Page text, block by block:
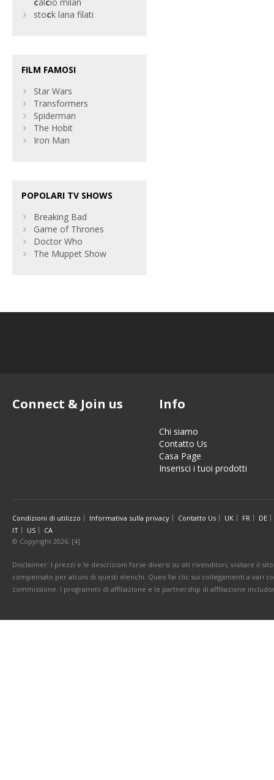
stock lana filati
FILM FAMOSI
Star Wars
Transformers
Spiderman
The Hobit
Iron Man
POPOLARI TV SHOWS
Breaking Bad
Game of Thrones
Doctor Who
The Muppet Show
Connect & Join us Info
Chi siamo
Contatto Us
Casa Page
Inserisci i tuoi prodotti
Condizioni di utilizzo Informativa sulla privacy Contatto Us UK FR
DE
IT
US
CA
© Copyright 2026. [4]
Disclaimer: I prezzi e le descrizioni forse diversi su siti rivenditori, visitare il
compensato per alcuni di questi elenchi. Queo fai clic sui collegamenti a vari
commissione. I programmi di affiliazione e le partnership di affiliazione